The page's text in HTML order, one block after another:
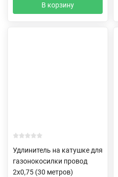
В корзину
Удлинитель на катушке для
газонокосилки провод
2х0,75 (30 метров)